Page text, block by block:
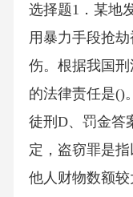
选择题1．某地
用暴力手段抢
伤。根据我国
的法律责任是()
徒刑D、罚金答
定，盗窃罪是
他人财物数额